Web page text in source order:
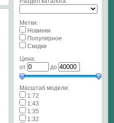
Метки:
Новинки
Популярное
Скидки
Цена:
от
до
Масштаб модели:
1:72
1:43
1:35
1:32